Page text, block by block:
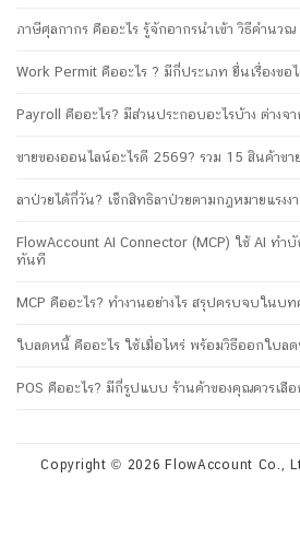
ภาษีศุลกากร คืออะไร รู้จักอากรนำเข้า วิธีคำนวณ
Work Permit คืออะไร ? มีกี่ประเภท ยื่นเรื่องขอ
Payroll คืออะไร? มีส่วนประกอบอะไรบ้าง ต่างจา
ขายของออนไลน์อะไรดี 2569? รวม 15 สินค้าขาย
ลาป่วยได้กี่วัน? เช็กสิทธิลาป่วยตามกฎหมายแรงง
FlowAccount AI Connector (MCP) ใช้ AI ท
ทันที
MCP คืออะไร? ทำงานอย่างไร สรุปครบจบในบท
ใบลดหนี้ คืออะไร ใช้เมื่อไหร่ พร้อมวิธีออกใบล
POS คืออะไร? มีกี่รูปแบบ ร้านค้าของคุณควรเลื
Copyright © 2026 FlowAccount Co.,